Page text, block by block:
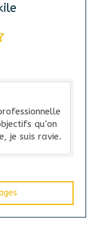
qu'on
je suis ravie.